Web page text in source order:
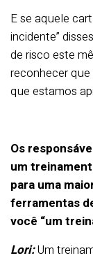
E se aquele
incidente”
de risco este
reconhecer
que estamos
Os
um
para uma
ferramentas
você “um
Lori:Um